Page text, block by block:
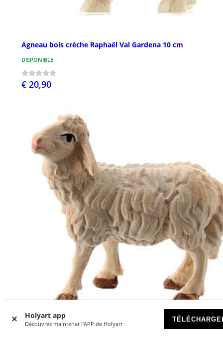
Holyart app
Découvrez maintenat l'APP de Holyart
Agneau bois crèche Raphaël Val Gardena 10 cm
DISPONIBLE
€ 20,90